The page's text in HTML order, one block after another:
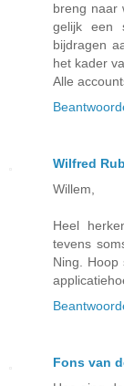
breng naar
gelijk een
bijdragen
het kader
Alle
Wilfred
Willem,
Heel
tevens
Ning. Hoop
Fons van